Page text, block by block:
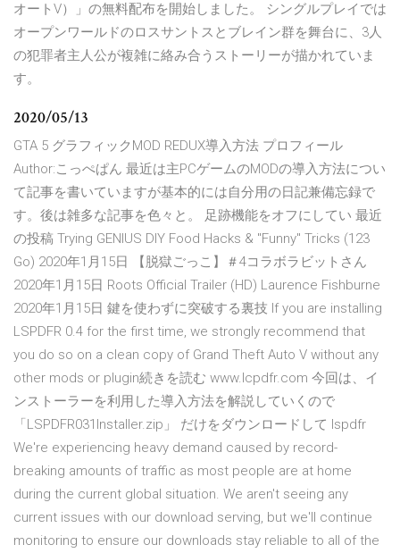
オートV）」の無料配布を開始しました。 シングルプレイでは
オープンワールドのロスサントスとブレイン群を舞台に、3人
の犯罪者主人公が複雑に絡み合うストーリーが描かれていま
す。
2020/05/13
GTA 5 グラフィックMOD REDUX導入方法 プロフィール
Author:こっぺぱん 最近は主PCゲームのMODの導入方法につい
て記事を書いていますが基本的には自分用の日記兼備忘録で
す。後は雑多な記事を色々と。 足跡機能をオフにしてい 最近
の投稿 Trying GENIUS DIY Food Hacks & "Funny" Tricks (123
Go) 2020年1月15日 【脱獄ごっこ】＃4コラボラビットさん
2020年1月15日 Roots Official Trailer (HD) Laurence Fishburne
2020年1月15日 鍵を使わずに突破する裏技 If you are installing
LSPDFR 0.4 for the first time, we strongly recommend that
you do so on a clean copy of Grand Theft Auto V without any
other mods or plugin続きを読む www.lcpdfr.com 今回は、イ
ンストーラーを利用した導入方法を解説していくので
「LSPDFR031Installer.zip」 だけをダウンロードして lspdfr
We're experiencing heavy demand caused by record-
breaking amounts of traffic as most people are at home
during the current global situation. We aren't seeing any
current issues with our download serving, but we'll continue
monitoring to ensure our downloads stay reliable to all of the